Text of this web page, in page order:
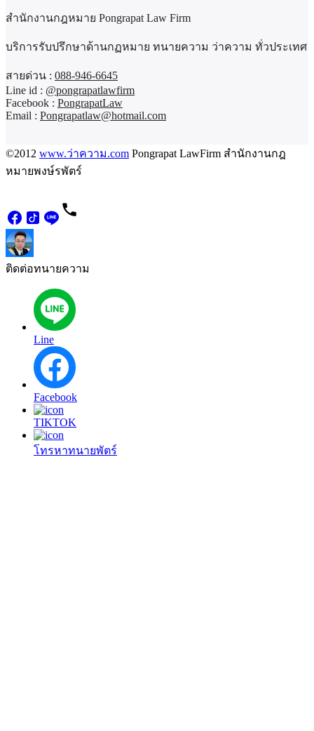
สำนักงานกฎหมาย Pongrapat Law Firm
บริการรับปรึกษาด้านกฏหมาย ทนายความ ว่าความ ทั่วประเทศ
สายด่วน : 088-946-6645
Line id : @pongrapatlawfirm
Facebook : PongrapatLaw
Email : Pongrapatlaw@hotmail.com
©2012 www.ว่าความ.com Pongrapat LawFirm สำนักงานกฎ
หมายพงษ์รพัตร์
ติดต่อทนายความ
Line
Facebook
TIKTOK
โทรหาทนายพัตร์